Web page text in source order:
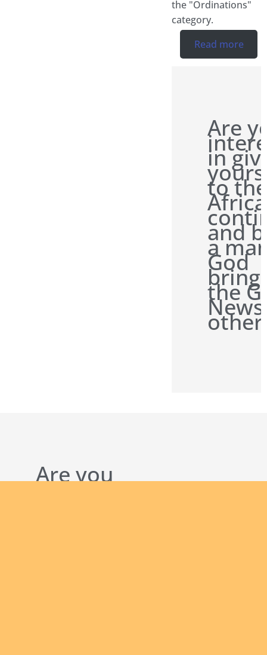
the "Ordinations"
category.
Read more
Are
in
to the
and
a
God
the
Are you
interested